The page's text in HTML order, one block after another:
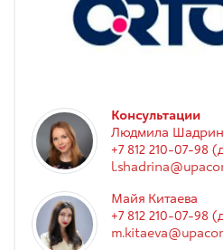
Хирургия
Гинекология
Функциональная диагностика
Офтальмология
Урология
Дезинфекция и стерилизация
Лучевая диагностика
Консультации
Людмила
+7 812 210-07-98
Майя Китаева
+7 812 210-07-98